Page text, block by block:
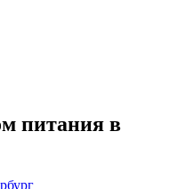
питания в